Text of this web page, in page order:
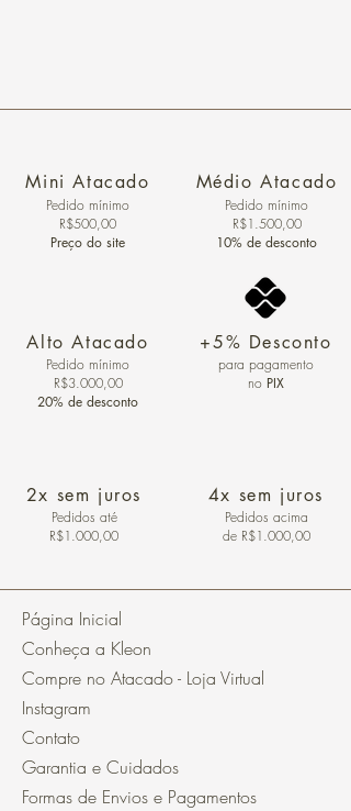
Mini Atacado
Pedido ​mínimo
R$500,00
Preço do site
Alto Atacado
Pedido mínimo
R$3.000,00
20% de desconto
2x sem juros
Pedidos até
R$1.000,00
Médio Atacado
Pedido mínimo
R$1.500,00
10% de desconto
+5% Desconto
para pagamento
no PIX
4x sem juros
Pedidos acima
de R$1.000,00
Página Inicial
Conheça a Kleon
Compre no Atacado - Loja Virtual
Instagram
Contato
Garantia e Cuidados
Formas de Envios e Pagamentos